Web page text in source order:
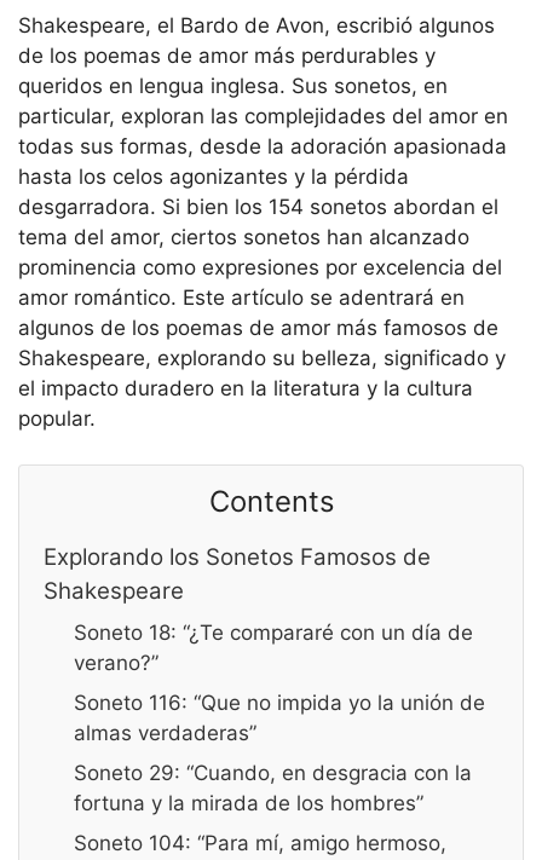
Shakespeare, el Bardo de Avon, escribió algunos
de los poemas de amor más perdurables y
queridos en lengua inglesa. Sus sonetos, en
particular, exploran las complejidades del amor en
todas sus formas, desde la adoración apasionada
hasta los celos agonizantes y la pérdida
desgarradora. Si bien los 154 sonetos abordan el
tema del amor, ciertos sonetos han alcanzado
prominencia como expresiones por excelencia del
amor romántico. Este artículo se adentrará en
algunos de los poemas de amor más famosos de
Shakespeare, explorando su belleza, significado y
el impacto duradero en la literatura y la cultura
popular.
Contents
Explorando los Sonetos Famosos de
Shakespeare
Soneto 18: “¿Te compararé con un día de
verano?”
Soneto 116: “Que no impida yo la unión de
almas verdaderas”
Soneto 29: “Cuando, en desgracia con la
fortuna y la mirada de los hombres”
Soneto 104: “Para mí, amigo hermoso,